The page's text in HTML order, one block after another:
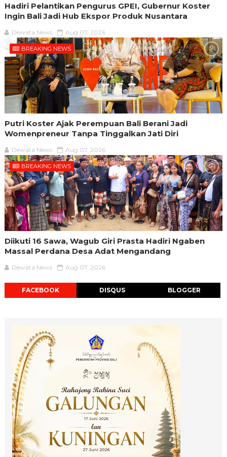
Hadiri Pelantikan Pengurus GPEI, Gubernur Koster
Ingin Bali Jadi Hub Ekspor Produk Nusantara
Dewata News Aug 07, 2026
BREAKING NEWS
Putri Koster Ajak Perempuan Bali Berani Jadi
Womenpreneur Tanpa Tinggalkan Jati Diri
Dewata News Aug 07, 2026
BREAKING NEWS
Diikuti 16 Sawa, Wagub Giri Prasta Hadiri Ngaben
Massal Perdana Desa Adat Mengandang
Dewata News Aug 07, 2026
FACEBOOK DISQUS BLOGGER